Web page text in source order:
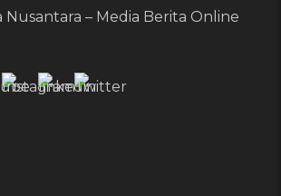
Nusantara – Media Berita Online